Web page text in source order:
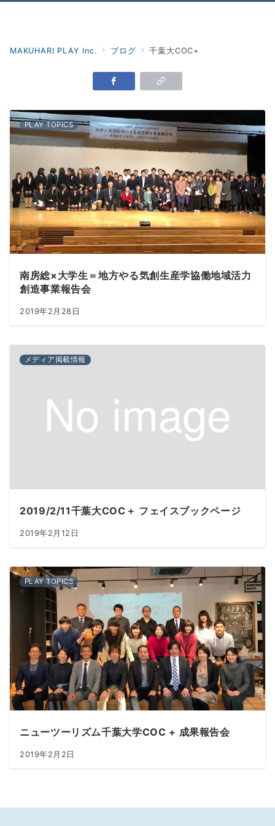
MAKUHARI PLAY Inc. ブログ 千葉大COC+
PLAY TOPICS
南房総×大学生＝地方やる気創生産学協働地域活力
創造事業報告会
2019年2月28日
メディア掲載情報
2019/2/11千葉大COC＋ フェイスブックページ
2019年2月12日
PLAY TOPICS
ニューツーリズム千葉大学COC + 成果報告会
2019年2月2日